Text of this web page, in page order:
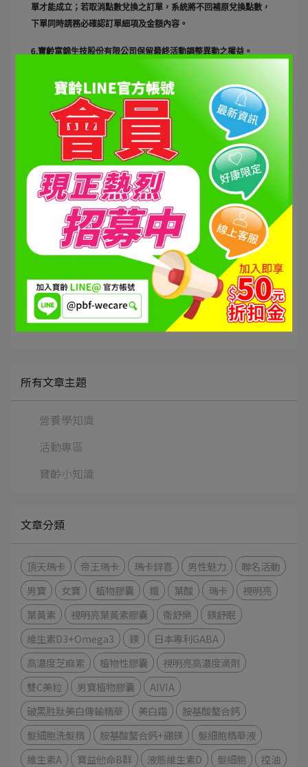
單才能成立；若取消點數兌換之訂單，系統將不回補原兌換點數，
下單同時請務必確認訂單細項及金額內容。
6.寶齡富錦生技股份有限公司保留最終活動調整異動之權益。
【紅利點數教學】可至紅利商城查詢 >>>點擊
前往寶齡富錦紅利商
https://bit.ly/3OK8tY1
文章分類 衛舒樂 鎂舒眠
頂天瑪卡 帝王瑪卡 瑪卡鋅喜
女寶 維生素D3+Omega3
男寶植物膠囊 髮細胞洗髮精
所有文章主題
營養學知識
活動專區
寶齡小知識
文章分類
頂天瑪卡 帝王瑪卡 瑪卡鋅喜 男性魅力
聯名活動
男寶
女寶 植物膠囊 鐵 葉酸 瑪卡
視明亮
葉黃素
視明亮葉黃素膠囊 衛舒樂
鎂舒眠
維生素D3+Omega3
鎂
日本專利GABA
高濃度芝麻素
植物性膠囊
視明亮高濃度滴劑
雙C美粒
男寶植物膠囊
AIVIA
破黑胜肽美白傳輸精華
美白霜
胺基酸螯合鈣
髮細胞洗髮精
胺基酸螯合鈣+硼鎂
髮細胞精華液
維生素A
寶益他命B群 液態維生素D 髮細胞
控油